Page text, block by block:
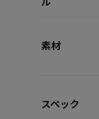
素材
スペック